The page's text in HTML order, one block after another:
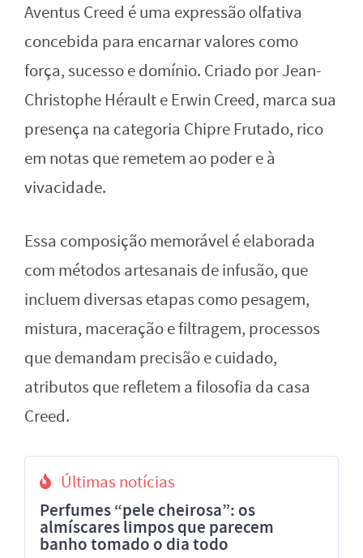
Aventus Creed é uma expressão olfativa
concebida para encarnar valores como
força, sucesso e domínio. Criado por Jean-
Christophe Hérault e Erwin Creed, marca sua
presença na categoria Chipre Frutado, rico
em notas que remetem ao poder e à
vivacidade.
Essa composição memorável é elaborada
com métodos artesanais de infusão, que
incluem diversas etapas como pesagem,
mistura, maceração e filtragem, processos
que demandam precisão e cuidado,
atributos que refletem a filosofia da casa
Creed.
Últimas notícias
Perfumes “pele cheirosa”: os
almíscares limpos que parecem
banho tomado o dia todo